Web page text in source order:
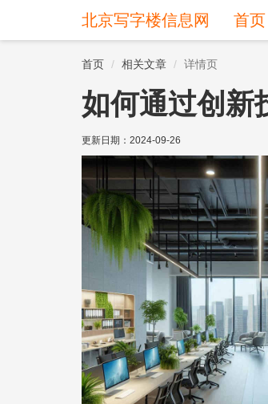
北京写字楼信息网 首页
首页 相关文章 详情页
如何通过创新
更新日期： 2024-09-26